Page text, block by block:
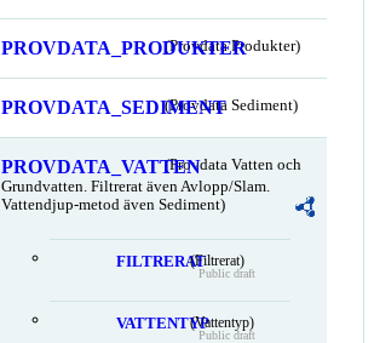
PROVDATA_PRODUKTER
(Provdata Produkter)
PROVDATA_SEDIMENT(Provdata Sediment)
PROVDATA_VATTEN(Provdata Vatten och
Grundvatten. Filtrerat även Avlopp/Slam.
Vattendjup-metod även Sediment)
FILTRERAT(Filtrerat)
Public draft
VATTENTYP(Vattentyp)
Public draft